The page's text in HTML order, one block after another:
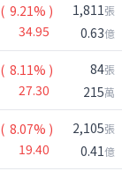
( 9.21% )
34.95
1,811張
0.63億
( 8.11% )
27.30
84張
215萬
( 8.07% )
19.40
2,105張
0.41億